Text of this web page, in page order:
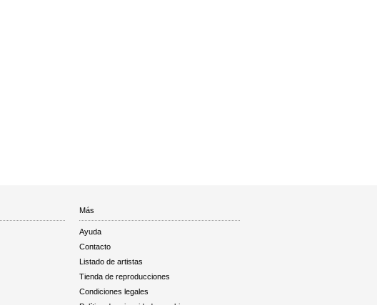
Más
Ayuda
Contacto
Listado de artistas
Tienda de reproducciones
Condiciones legales